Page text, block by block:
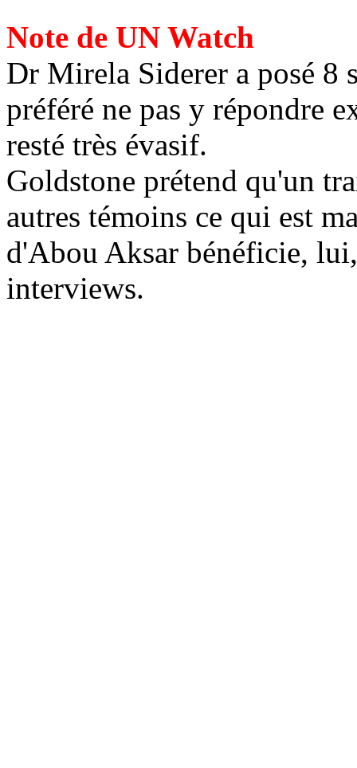
Note de UN Watch
Dr Mirela Siderer a posé 8
préféré ne pas y répondre
resté très évasif.
Goldstone prétend qu'un
autres témoins ce qui est
d'Abou Aksar bénéficie,
interviews.